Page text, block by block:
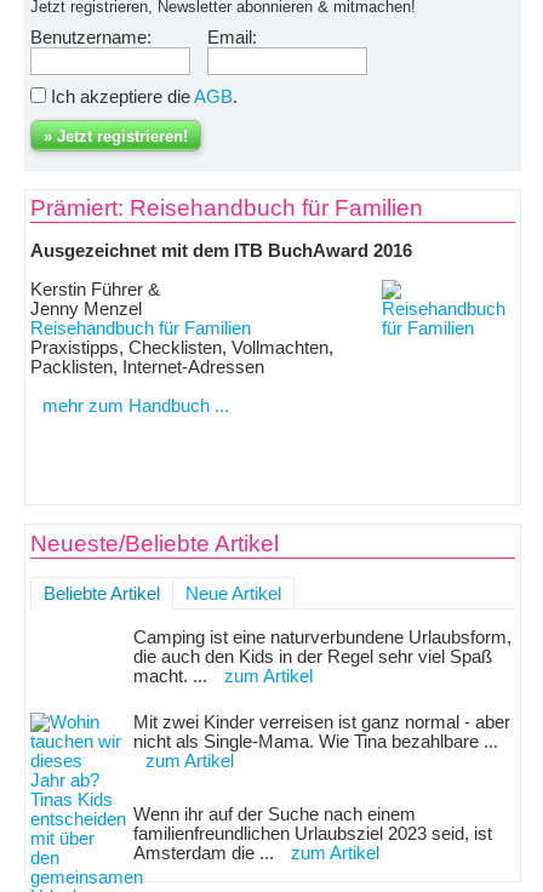
Jetzt registrieren, Newsletter abonnieren & mitmachen!
Benutzername: Email:
Ich akzeptiere dieAGB.
Prämiert: Reisehandbuch für Familien
Ausgezeichnet mit dem ITB BuchAward 2016
Kerstin Führer &
Jenny Menzel
Reisehandbuch für Familien
Praxistipps, Checklisten, Vollmachten,
Packlisten, Internet-Adressen
mehr zum Handbuch ...
Neueste/Beliebte Artikel
Beliebte Artikel Neue Artikel
Camping ist eine naturverbundene Urlaubsform,
die auch den Kids in der Regel sehr viel Spaß
macht. ...
zum Artikel
Mit zwei Kinder verreisen ist ganz normal - aber
nicht als Single-Mama. Wie Tina bezahlbare ...
zum Artikel
Wenn ihr auf der Suche nach einem
familienfreundlichen Urlaubsziel 2023 seid, ist
Amsterdam die ...
zum Artikel